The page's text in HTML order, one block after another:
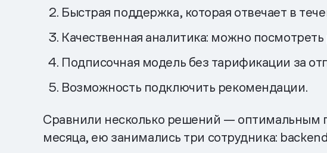
Быстрая поддержка, которая отвечает в
Качественная аналитика: можно
Подписочная модель без тарификации за
Возможность подключить рекомендации.
Сравнили несколько решений — оптимальным
месяца, ею занимались три сотрудника: